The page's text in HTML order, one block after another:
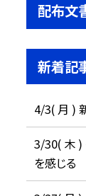
配布文
新着記
4/3( 月 )
3/30( 木 )
を感じる